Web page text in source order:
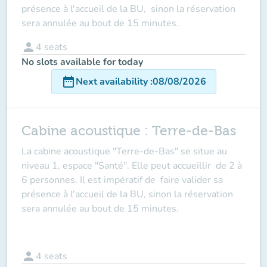
présence à l'accueil de la BU, sinon la réservation
sera annulée au bout de 15 minutes.
person 4 seats
No slots available for today
date_rangeNext availability:08/08/2026
Cabine acoustique : Terre-de-Bas
La cabine acoustique "Terre-de-Bas" se situe au
niveau 1, espace "Santé". Elle peut accueillir de 2 à
6 personnes. Il est impératif de faire valider sa
présence à l'accueil de la BU, sinon la réservation
sera annulée au bout de 15 minutes.
person 4 seats